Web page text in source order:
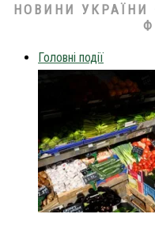
НОВИНИ УКРАЇНИ
Головні події